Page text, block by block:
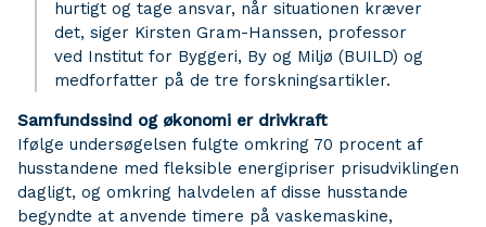
hurtigt og tage ansvar, når situationen kræver
det, siger Kirsten Gram-Hanssen, professor
ved Institut for Byggeri, By og Miljø (BUILD) og
medforfatter på de tre forskningsartikler.
Samfundssind og økonomi er drivkraft
Ifølge undersøgelsen fulgte omkring 70 procent af
husstandene med fleksible energipriser prisudviklingen
dagligt, og omkring halvdelen af disse husstande
begyndte at anvende timere på vaskemaskine,